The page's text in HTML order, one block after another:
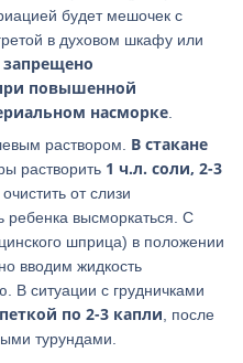
будет мешочек с
в духовом шкафу или
запрещено
повышенной
насморке
раствором. В стакане
растворить 1 ч.л. соли, 2-3
от слизи
ребенка высморкаться. С
шприца) в положении
вводим жидкость
В ситуации с грудничками
по 2-3 капли , после
турундами.